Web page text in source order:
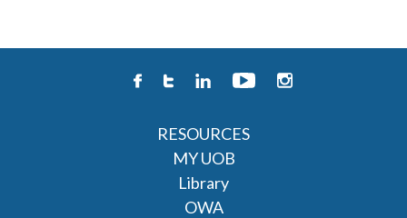
RESOURCES
MY UOB
Library
OWA